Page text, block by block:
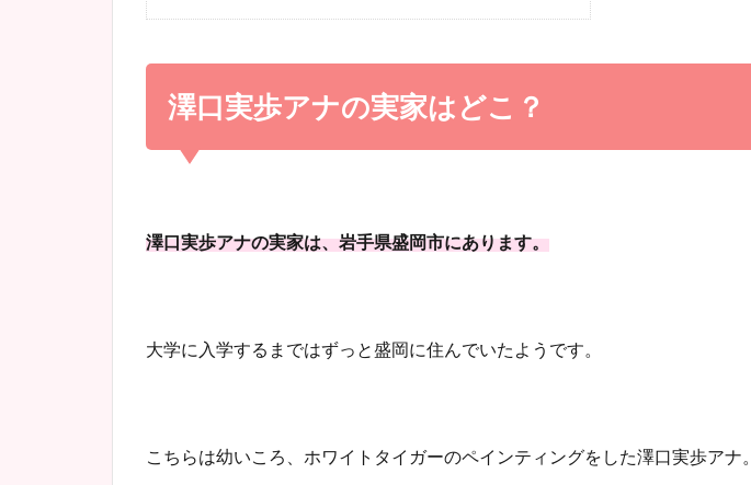
澤口実歩アナの実家はどこ？
澤口実歩アナの実家は、岩手県盛岡市にあります。
大学に入学するまではずっと盛岡に住んでいたようです。
こちらは幼いころ、ホワイトタイガーのペインティングをした澤口実歩アナ。